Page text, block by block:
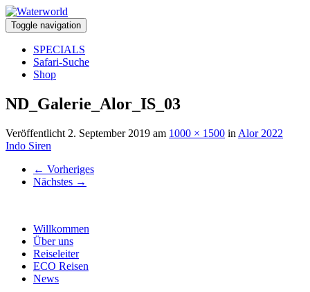
Toggle navigation
SPECIALS
Safari-Suche
Shop
ND_Galerie_Alor_IS_03
Veröffentlicht 2. September 2019 am 1000 × 1500 in Alor 2022
Indo Siren
← Vorheriges
Nächstes →
Willkommen
Über uns
Reiseleiter
ECO Reisen
News